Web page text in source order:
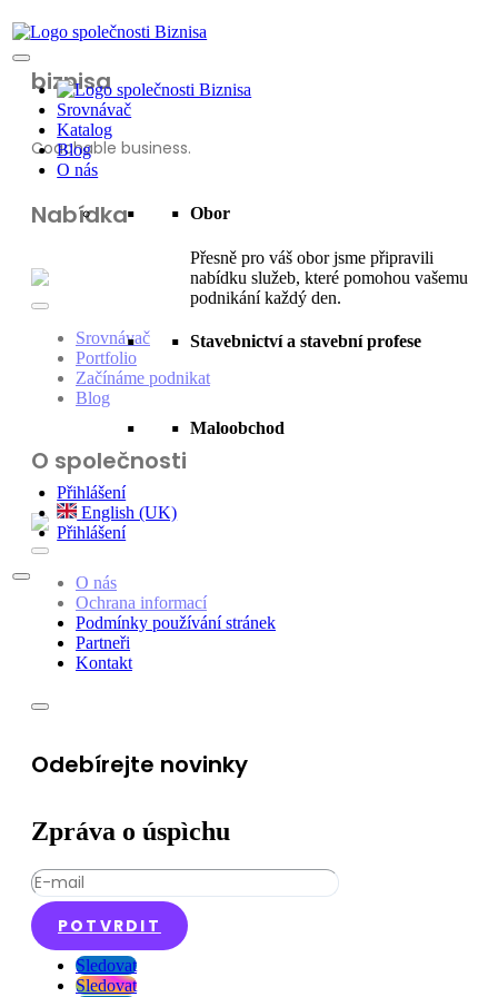
Srovnávač
Katalog
Blog
O nás
Obor
Přesně pro váš obor jsme připravili
nabídku služeb, které pomohou vašemu
podnikání každý den.
Stavebnictví a stavební profese
Maloobchod
Přihlášení
English (UK)
Přihlášení
biznisa
Coachable business.
Nabídka
Srovnávač
Portfolio
Začínáme podnikat
Blog
O společnosti
O nás
Ochrana informací
Podmínky používání stránek
Partneři
Kontakt
Odebírejte novinky
Zpráva o úspìchu
POTVRDIT
Sledovat
Sledovat